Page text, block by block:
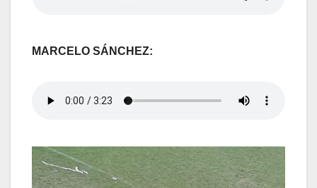
MARCELO SÁNCHEZ: